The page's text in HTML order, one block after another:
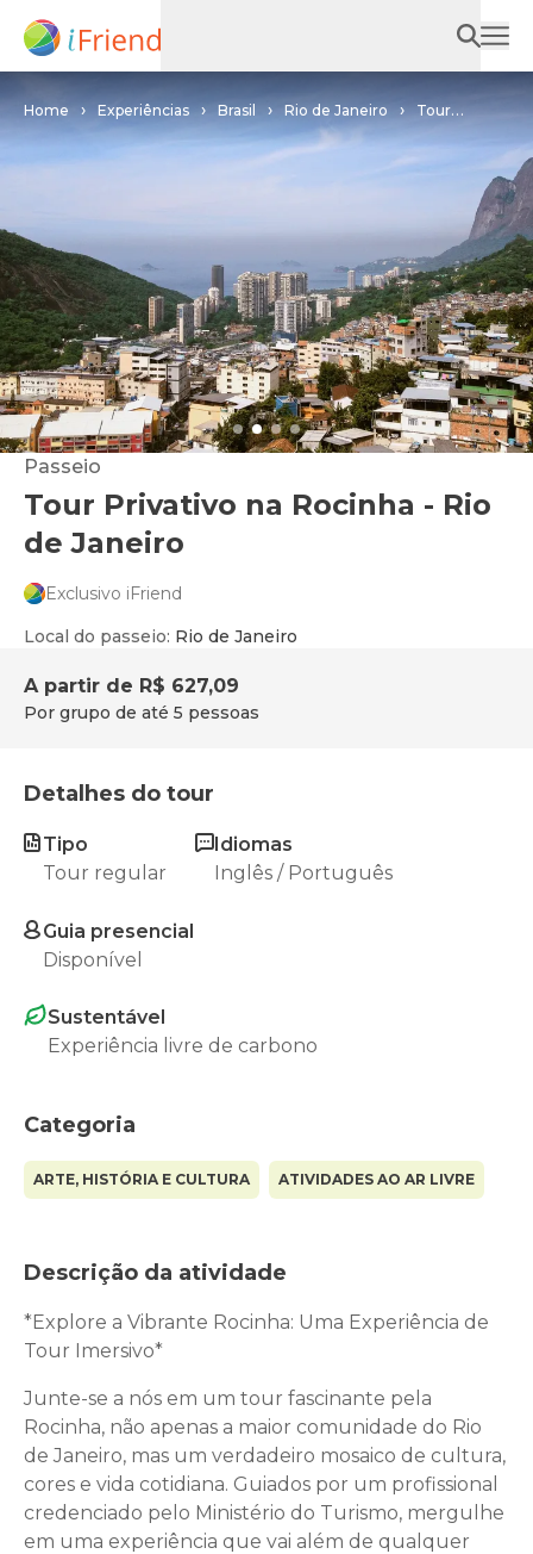
Home Experiências Brasil Rio de Janeiro
Tour
Privativo na Rocinha - Rio de Janeiro
Passeio
Tour Privativo na Rocinha - Rio
de Janeiro
Exclusivo iFriend
Local do passeio: Rio de Janeiro
A partir de R$ 627,09
Por grupo de até 5 pessoas
Detalhes do tour
Tipo
Tour regular
Idiomas
Inglês / Português
Guia presencial
Disponível
Sustentável
Experiência livre de carbono
Categoria
ARTE, HISTÓRIA E CULTURA ATIVIDADES AO AR LIVRE
Descrição da atividade
*Explore a Vibrante Rocinha: Uma Experiência de
Tour Imersivo*
Junte-se a nós em um tour fascinante pela
Rocinha, não apenas a maior comunidade do Rio
de Janeiro, mas um verdadeiro mosaico de cultura,
cores e vida cotidiana. Guiados por um profissional
credenciado pelo Ministério do Turismo, mergulhe
em uma experiência que vai além de qualquer